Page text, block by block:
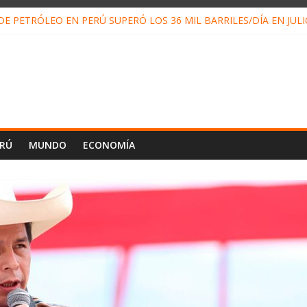
PETRÓLEO EN PERÚ SUPERÓ LOS 36 MIL BARRILES/DÍA EN
MUNDO ECONOMÍA